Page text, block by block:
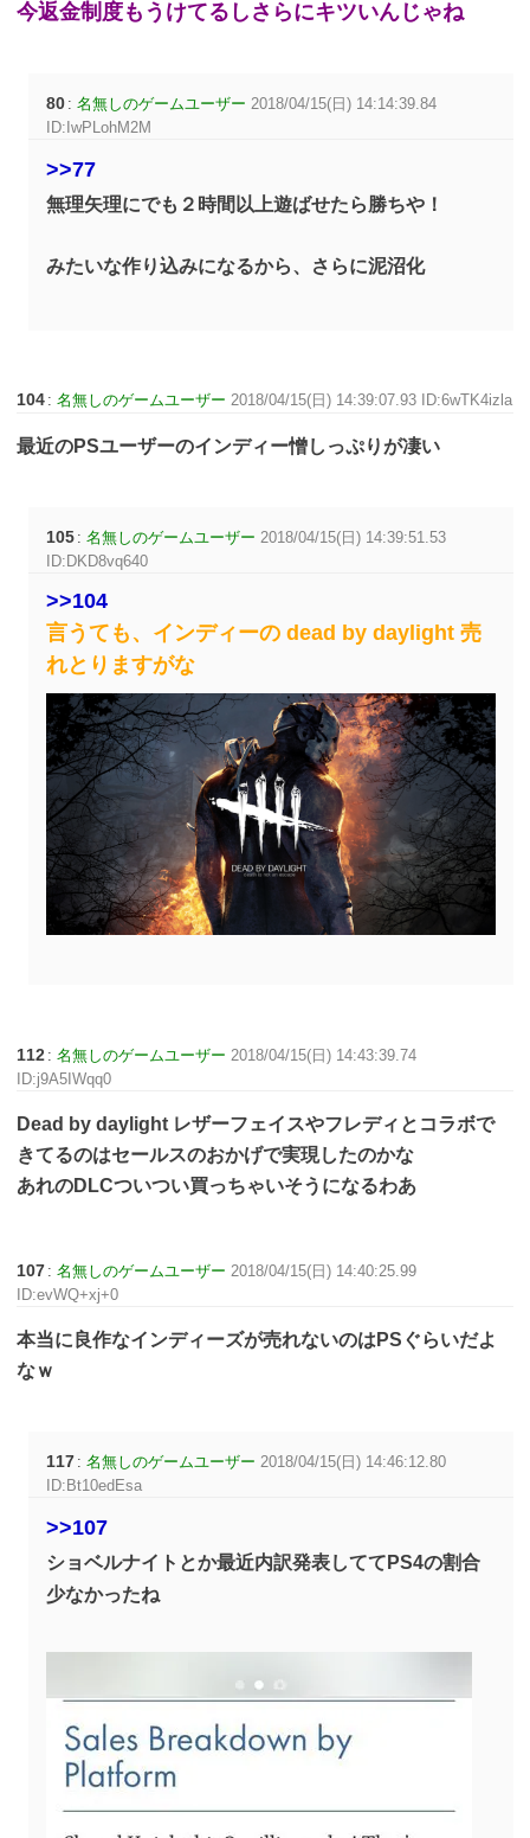
今返金制度もうけてるしさらにキツいんじゃね
80 :名無しのゲームユーザー 2018/04/15(日) 14:14:39.84
ID:IwPLohM2M
>>77
無理矢理にでも２時間以上遊ばせたら勝ちや！
みたいな作り込みになるから、さらに泥沼化
104 :名無しのゲームユーザー 2018/04/15(日) 14:39:07.93 ID:6wTK4izla
最近のPSユーザーのインディー憎しっぷりが凄い
105 :名無しのゲームユーザー 2018/04/15(日) 14:39:51.53
ID:DKD8vq640
>>104
言うても、インディーの dead by daylight 売
れとりますがな
112 :名無しのゲームユーザー 2018/04/15(日) 14:43:39.74
ID:j9A5IWqq0
Dead by daylight レザーフェイスやフレディとコラボで
きてるのはセールスのおかげで実現したのかな
あれのDLCついつい買っちゃいそうになるわあ
107 :名無しのゲームユーザー 2018/04/15(日) 14:40:25.99
ID:evWQ+xj+0
本当に良作なインディーズが売れないのはPSぐらいだよ
なｗ
117 :名無しのゲームユーザー 2018/04/15(日) 14:46:12.80
ID:Bt10edEsa
>>107
ショベルナイトとか最近内訳発表しててPS4の割合
少なかったね